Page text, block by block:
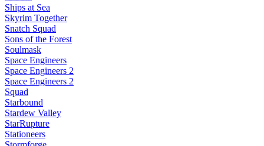
Ships at Sea
Skyrim Together
Snatch Squad
Sons of the Forest
Soulmask
Space Engineers
Space Engineers 2
Space Engineers 2
Squad
Starbound
Stardew Valley
StarRupture
Stationeers